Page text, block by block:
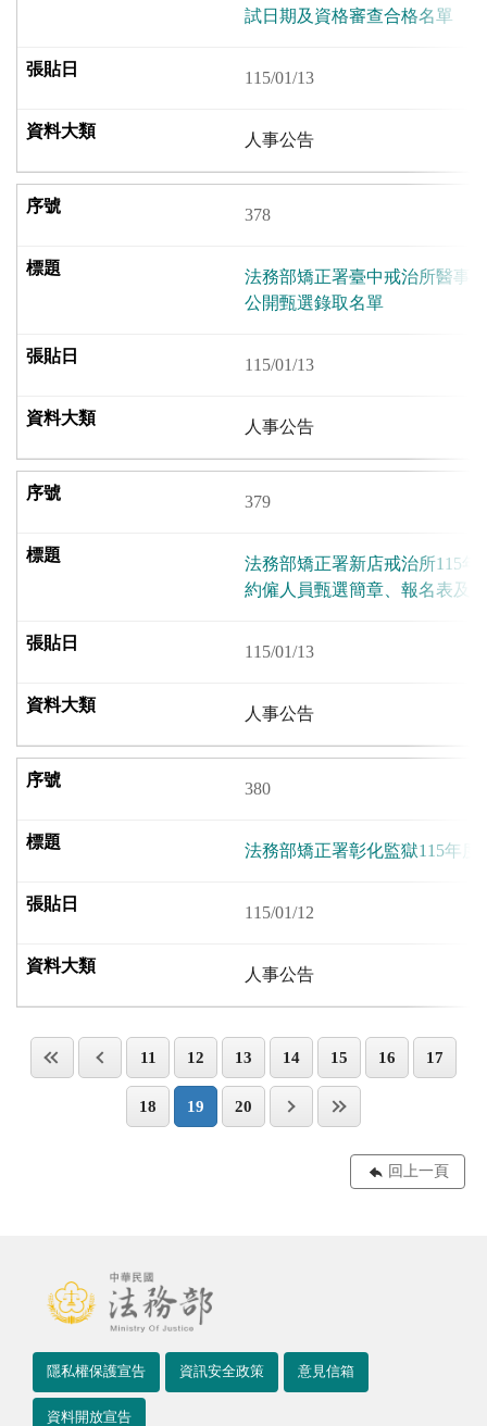
試日期及資格審查合格名單
115/01/13
人事公告
378
法務部矯正署臺中戒治所醫事
公開甄選錄取名單
115/01/13
人事公告
379
法務部矯正署新店戒治所115
約僱人員甄選簡章、報名表及
115/01/13
人事公告
380
法務部矯正署彰化監獄115年
115/01/12
人事公告
11 12 13 14 15 16 17
18 19 20
回上一頁
隱私權保護宣告 資訊安全政策 意見信箱
資料開放宣告